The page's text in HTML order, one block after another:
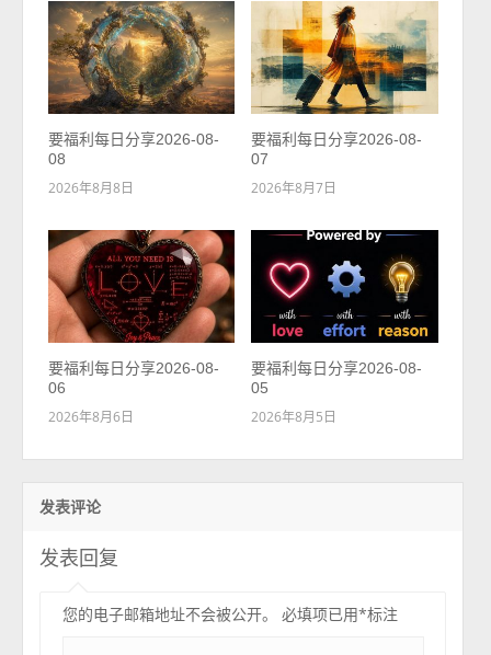
要福利每日分享2026-08-
08
2026年8月8日
要福利每日分享2026-08-
07
2026年8月7日
要福利每日分享2026-08-
06
2026年8月6日
要福利每日分享2026-08-
05
2026年8月5日
发表评论
发表回复
您的电子邮箱地址不会被公开。 必填项已用*标注